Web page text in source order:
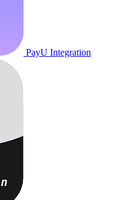
PayU Integration